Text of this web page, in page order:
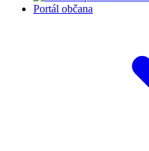
Portál občana